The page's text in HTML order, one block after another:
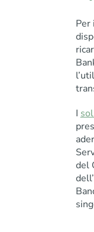
Per
I
del